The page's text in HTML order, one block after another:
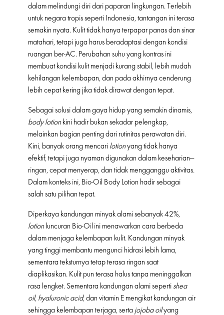
dalam melindungi diri dari paparan lingkungan. Terlebih
untuk negara tropis seperti Indonesia, tantangan ini terasa
semakin nyata. Kulit tidak hanya terpapar panas dan sinar
matahari, tetapi juga harus beradaptasi dengan kondisi
ruangan ber-AC. Perubahan suhu yang kontras ini
membuat kondisi kulit menjadi kurang stabil, lebih mudah
kehilangan kelembapan, dan pada akhirnya cenderung
lebih cepat kering jika tidak dirawat dengan tepat.
Sebagai solusi dalam gaya hidup yang semakin dinamis,
body lotionkini hadir bukan sekadar pelengkap,
melainkan bagian penting dari rutinitas perawatan diri.
Kini, banyak orang mencari lotionyang tidak hanya
efektif, tetapi juga nyaman digunakan dalam keseharian—
ringan, cepat menyerap, dan tidak mengganggu aktivitas.
Dalam konteks ini, Bio-Oil Body Lotion hadir sebagai
salah satu pilihan tepat.
Diperkaya kandungan minyak alami sebanyak 42%,
lotion luncuran Bio-Oil ini menawarkan cara berbeda
dalam menjaga kelembapan kulit. Kandungan minyak
yang tinggi membantu mengunci hidrasi lebih lama,
sementara teksturnya tetap terasa ringan saat
diaplikasikan. Kulit pun terasa halus tanpa meninggalkan
rasa lengket. Sementara kandungan alami seperti shea
oil, hyaluronic acid, dan vitamin E mengikat kandungan air
sehingga kelembapan terjaga, serta jojoba oilyang